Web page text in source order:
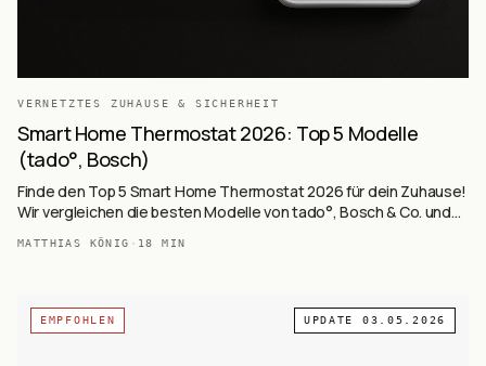
VERNETZTES ZUHAUSE & SICHERHEIT
Smart Home Thermostat 2026: Top 5 Modelle
(tado°, Bosch)
Finde den Top 5 Smart Home Thermostat 2026 für dein Zuhause!
Wir vergleichen die besten Modelle von tado°, Bosch & Co. und
zeigen dir, wie du Heizkosten sparen kannst.
MATTHIAS KÖNIG · 18 MIN
EMPFOHLEN UPDATE 03.05.2026